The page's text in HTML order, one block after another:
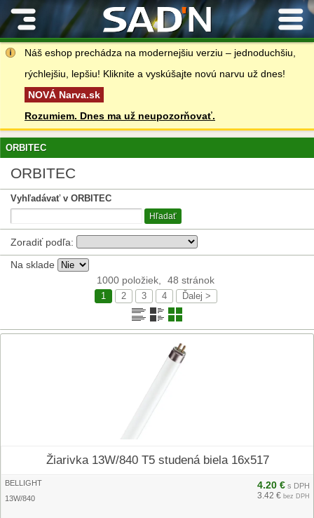
Náš eshop prechádza na modernejšiu verziu – jednoduchšiu,
rýchlejšiu, lepšiu! Kliknite a vyskúšajte novú narvu už dnes!
NOVÁ Narva.sk
Rozumiem. Dnes ma už neupozorňovať.
Kontakty
ORBITEC
ORBITEC
Vyhľadávať v ORBITEC
Hľadať
Zoradiť podľa:
Na sklade
1000 položiek,
48 stránok
1 2 3 4 Ďalej >
Žiarivka 13W/840 T5 studená biela 16x517
BELLIGHT
13W/840
4.20 € s DPH
3.42 € bez DPH